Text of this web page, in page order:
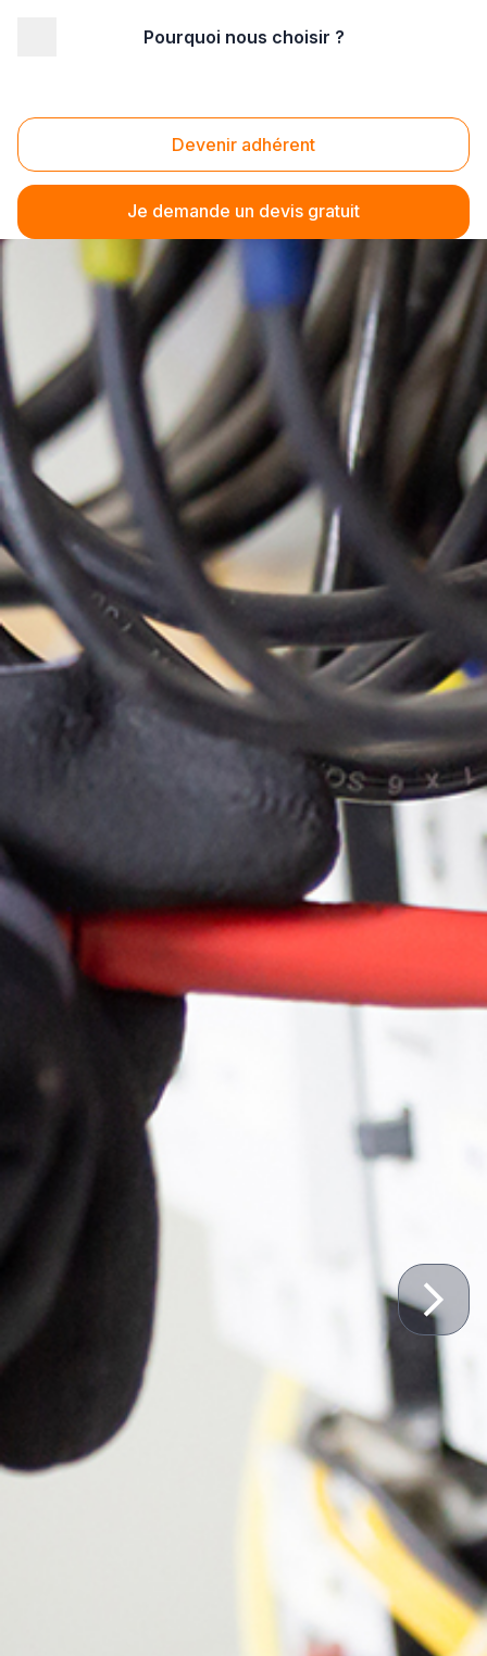
Pourquoi nous choisir ?
Devenir adhérent
Je demande un devis gratuit